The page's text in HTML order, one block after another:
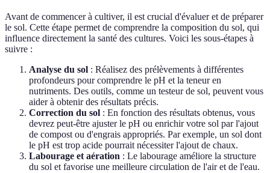
Avant de commencer à cultiver, il est crucial d'évaluer et de préparer
le sol. Cette étape permet de comprendre la composition du sol, qui
influence directement la santé des cultures. Voici les sous-étapes à
suivre :
Analyse du sol : Réalisez des prélèvements à différentes
profondeurs pour comprendre le pH et la teneur en
nutriments. Des outils, comme un testeur de sol, peuvent vous
aider à obtenir des résultats précis.
Correction du sol : En fonction des résultats obtenus, vous
devrez peut-être ajuster le pH ou enrichir votre sol par l'ajout
de compost ou d'engrais appropriés. Par exemple, un sol dont
le pH est trop acide pourrait nécessiter l'ajout de chaux.
Labourage et aération : Le labourage améliore la structure
du sol et favorise une meilleure circulation de l'air et de l'eau.